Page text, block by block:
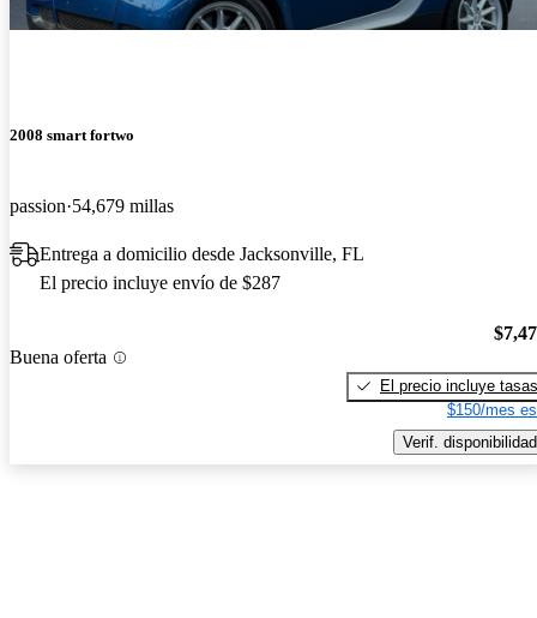
2008 smart fortwo
passion 54,679 millas
Entrega a domicilio desde Jacksonville, FL
El precio incluye envío de $287
Buena oferta
El precio incluye tasas
$150/mes
Verif. disponibilidad